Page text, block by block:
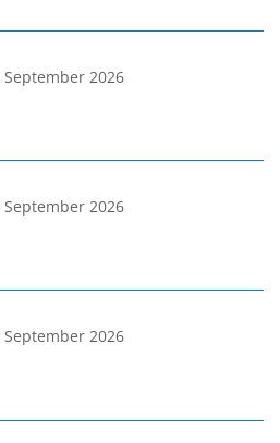
September 2026
September 2026
September 2026